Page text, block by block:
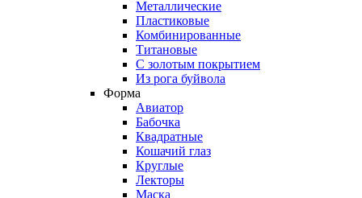
Металлические
Пластиковые
Комбинированные
Титановые
С золотым покрытием
Из рога буйвола
Форма
Авиатор
Бабочка
Квадратные
Кошачий глаз
Круглые
Лекторы
Маска